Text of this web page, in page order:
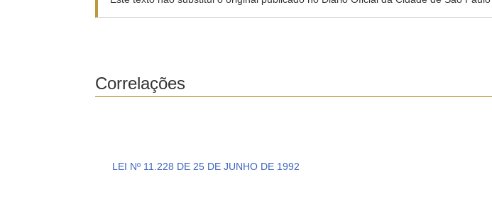
Correlações
LEI Nº 11.228 DE 25 DE JUNHO DE 1992